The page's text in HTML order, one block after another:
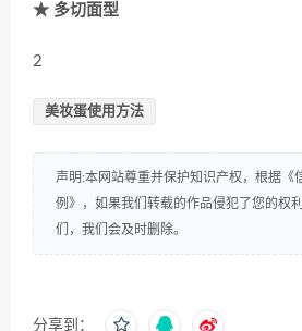
★ 多切面型
2
美妆蛋使用方法
声明:本网站尊重并保护知识产权，根据《
例》，如果我们转载的作品侵犯了您的权
们，我们会及时删除。
分享到：